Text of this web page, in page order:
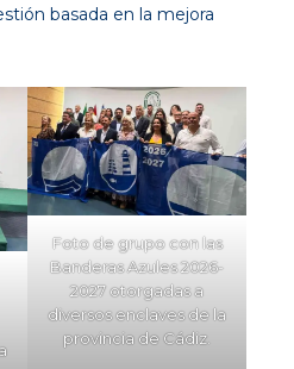
basada en la mejora
Foto de grupo con las
Banderas Azules 2026-
2027 otorgadas a
diversos enclaves de la
provincia de Cádiz.